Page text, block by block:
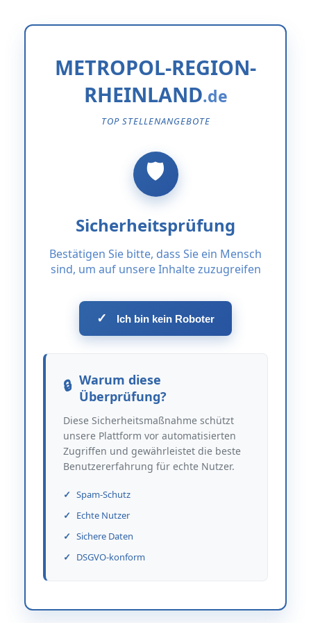
METROPOL-REGION-
RHEINLAND
TOP STELLENANGEBOTE
Sicherheitsprüfung
Bestätigen Sie bitte, dass Sie ein Mensch
sind, um auf unsere Inhalte zuzugreifen
✓ Ich bin kein Roboter
Warum diese
Überprüfung?
Diese Sicherheitsmaßnahme schützt
unsere Plattform vor automatisierten
Zugriffen und gewährleistet die beste
Benutzererfahrung für echte Nutzer.
Spam-Schutz
Echte Nutzer
Sichere Daten
DSGVO-konform